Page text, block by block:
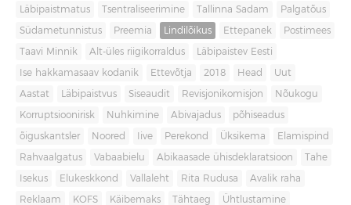
Läbipaistmatus Tsentraliseerimine Tallinna Sadam Palgatõus
Südametunnistus Preemia Lindilõikus Ettepanek Postimees
Taavi Minnik Alt-üles riigikorraldus Läbipaistev Eesti
Ise hakkamasaav kodanik Ettevõtja 2018 Head Uut
Aastat Läbipaistvus Siseaudit Revisjonikomisjon Nõukogu
Korruptsioonirisk Nuhkimine Abivajadus põhiseadus
õiguskantsler Noored Iive Perekond Üksikema Elamispind
Rahvaalgatus Vabaabielu Abikaasade ühisdeklaratsioon Tahe
Isekus Elukeskkond Vallaleht Rita Rudusa Avalik raha
Reklaam KOFS Käibemaks Tähtaeg Ühtlustamine